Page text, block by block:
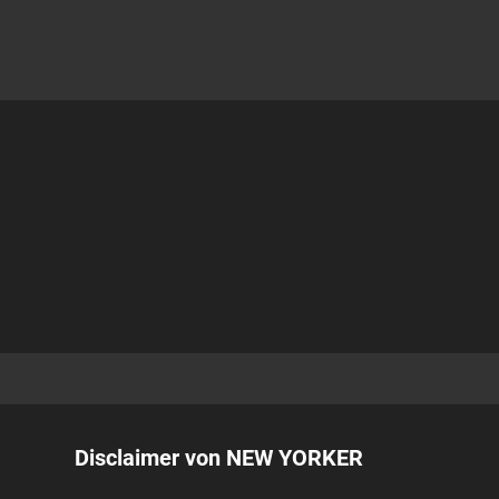
Disclaimer von NEW YORKER